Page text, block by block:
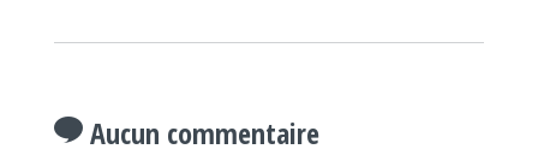
Aucun commentaire